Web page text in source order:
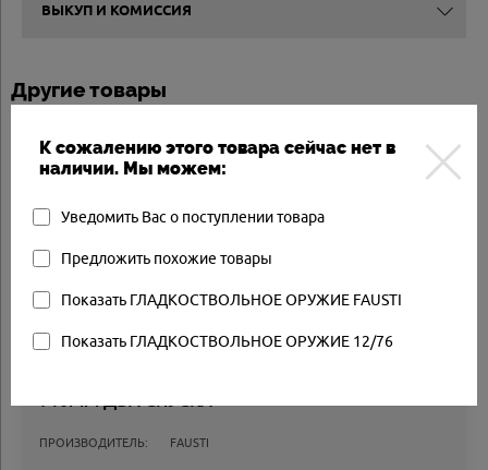
ВЫКУП И КОМИССИЯ
К сожалению этого товара сейчас нет в
наличии. Мы можем:
Уведомить Вас о поступлении товара
Предложить похожие товары
Показать ГЛАДКОСТВОЛЬНОЕ ОРУЖИЕ FAUSTI
Показать ГЛАДКОСТВОЛЬНОЕ ОРУЖИЕ 12/76
Другие товары
Товар в наличии
710ММ ДВА СПУСКА
ПРОИЗВОДИТЕЛЬ: FAUSTI